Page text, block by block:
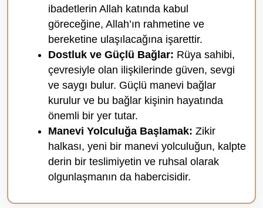
ibadetlerin Allah katında kabul
göreceğine, Allah’ın rahmetine ve
bereketine ulaşılacağına işarettir.
Dostluk ve Güçlü Bağlar: Rüya sahibi,
çevresiyle olan ilişkilerinde güven, sevgi
ve saygı bulur. Güçlü manevi bağlar
kurulur ve bu bağlar kişinin hayatında
önemli bir yer tutar.
Manevi Yolculuğa Başlamak: Zikir
halkası, yeni bir manevi yolculuğun, kalpte
derin bir teslimiyetin ve ruhsal olarak
olgunlaşmanın da habercisidir.